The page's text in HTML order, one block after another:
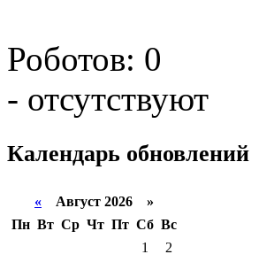
Роботов: 0
- отсутствуют
Календарь обновлений
« Август 2026 »
Пн Вт Ср Чт Пт Сб Вс
1
2